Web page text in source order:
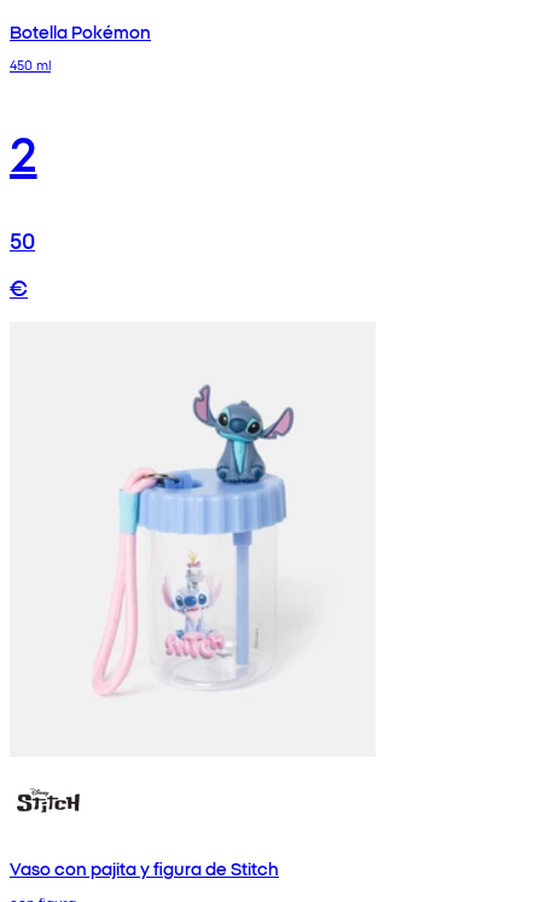
Botella Pokémon
450 ml
2
50
€
Vaso con pajita y figura de Stitch